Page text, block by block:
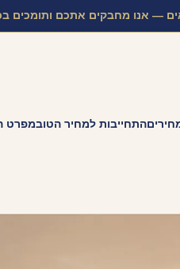
— אנו מחבקים אתכם ותומכים
התחייבות למחיר הטובמפרט